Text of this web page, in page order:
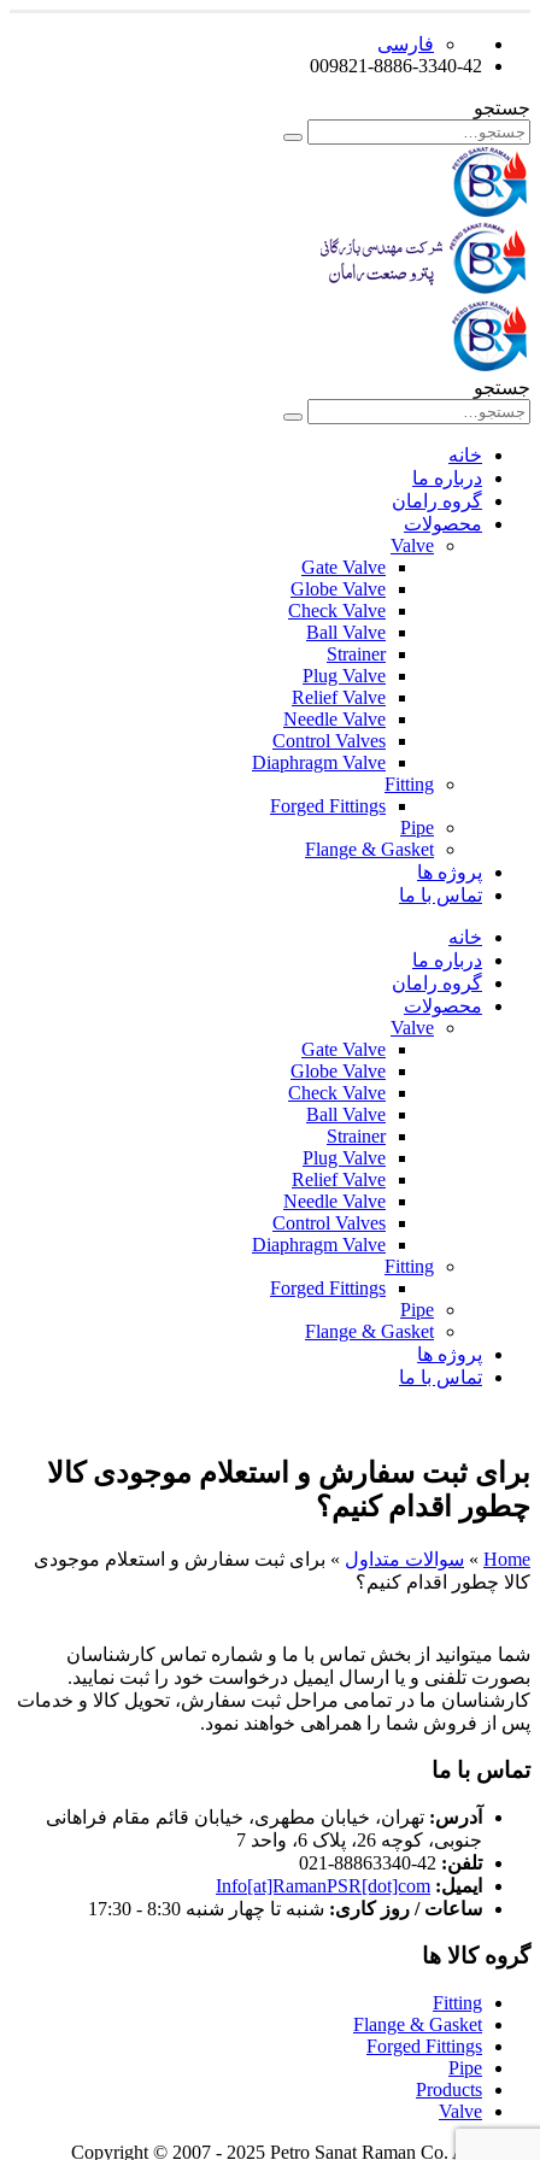
فارسی
009821-8886-3340-42
جستجو
جستجو
خانه
درباره ما
گروه رامان
محصولات
Valve
Gate Valve
Globe Valve
Check Valve
Ball Valve
Strainer
Plug Valve
Relief Valve
Needle Valve
Control Valves
Diaphragm Valve
Fitting
Forged Fittings
Pipe
Flange & Gasket
پروژه ها
تماس با ما
خانه
درباره ما
گروه رامان
محصولات
Valve
Gate Valve
Globe Valve
Check Valve
Ball Valve
Strainer
Plug Valve
Relief Valve
Needle Valve
Control Valves
Diaphragm Valve
Fitting
Forged Fittings
Pipe
Flange & Gasket
پروژه ها
تماس با ما
برای ثبت سفارش و استعلام موجودی کالا
چطور اقدام کنیم؟
Home
» سوالات متداول » برای ثبت سفارش و استعلام موجودی
کالا چطور اقدام کنیم؟
شما میتوانید از بخش تماس با ما و شماره تماس کارشناسان
بصورت تلفنی و یا ارسال ایمیل درخواست خود را ثبت نمایید.
کارشناسان ما در تمامی مراحل ثبت سفارش، تحویل کالا و خدمات
پس از فروش شما را همراهی خواهند نمود.
تماس با ما
آدرس: تهران، خیابان مطهری، خیابان قائم مقام فراهانی
جنوبی، کوچه 26، پلاک 6، واحد 7
تلفن: 42-88863340-021
ایمیل: Info[at]RamanPSR[dot]com
ساعات / روز کاری: شنبه تا چهار شنبه 8:30 - 17:30
گروه کالا ها
Fitting
Flange & Gasket
Forged Fittings
Pipe
Products
Valve
Copyright © 2007 - 2025 Petro Sanat Raman Co. All Rights